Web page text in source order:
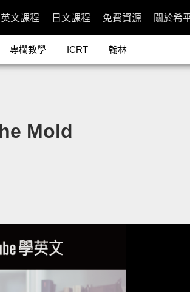
英文課程 日文課程 免費資源 關於希
專欄教學 ICRT 翰林
Mold